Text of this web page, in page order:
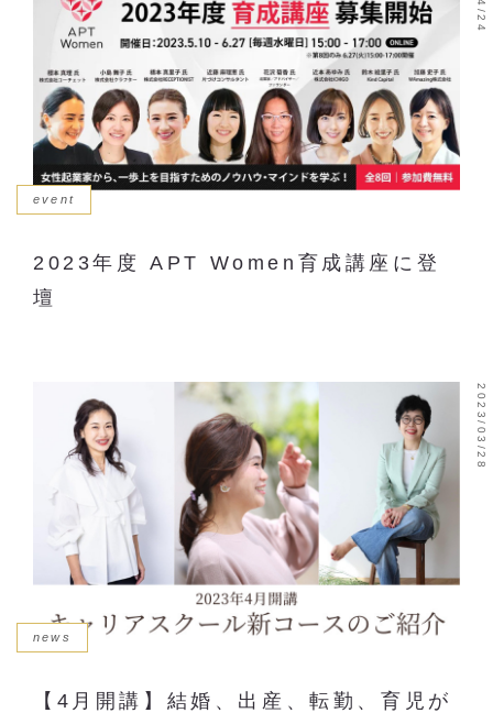
news
event
2023年度 APT Women育成講座に登
壇
news
【4月開講】結婚、出産、転勤、育児が
2023/03/28